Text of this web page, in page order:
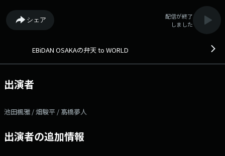
@ebi_obc ●ハッシュタグ「#エビテン」 -------------------------------
シェア
配信が終了
しました
EBiDAN OSAKAの弁天 to WORLD
出演者
池田楓雅 / 畑駿平 / 髙橋夢人
出演者の追加情報